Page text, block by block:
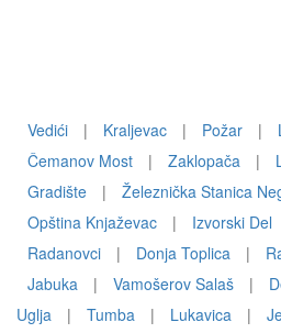
Vedići | Kraljevac | Požar |
Čemanov Most
| Zaklopača |
Gradište
| Železnička Stanica
Opština Knjaževac
| Izvorski Del
Radanovci
| Donja Toplica |
Jabuka
| Vamošerov Salaš |
Uglja
| Tumba | Lukavica |